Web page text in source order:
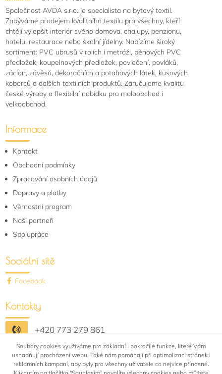
Společnost AVDA s.r.o. je specialista na bytový textil.
Zabýváme prodejem kvalitního textilu pro všechny, kteří
chtějí vylepšit interiér svého domova, chalupy, penzionu,
hotelu, restaurace nebo školní jídelny. Nabízíme široký
sortiment: PVC ubrusů v rolích i metráži, pěnových PVC
předložek, koupelnových předložek, povlečení, povláků,
záclon, závěsů, dekoračních a potahových látek, kusových
koberců a dalších textilních produktů. Zaručujeme kvalitu
české výroby a flexibilní nabídku pro maloobchod i
velkoobchod.
Informace
Kontakt
Obchodní podmínky
Zpracování osobních údajů
Dopravy a platby
Věrnostní program
Naši partneři
Spolupráce
Sociální sítě
Facebook
Kontakty
+420 773 279 861
shop@bytovytextil-rafail.cz
Soubory cookies využíváme pro základní i pokročilé funkce, které Vám
usnadňují procházení webu. Také nám pomáhají při optimalizaci stránek i
reklamních kampaní, aby byly pro všechny uživatele co nejvíce přínosné.